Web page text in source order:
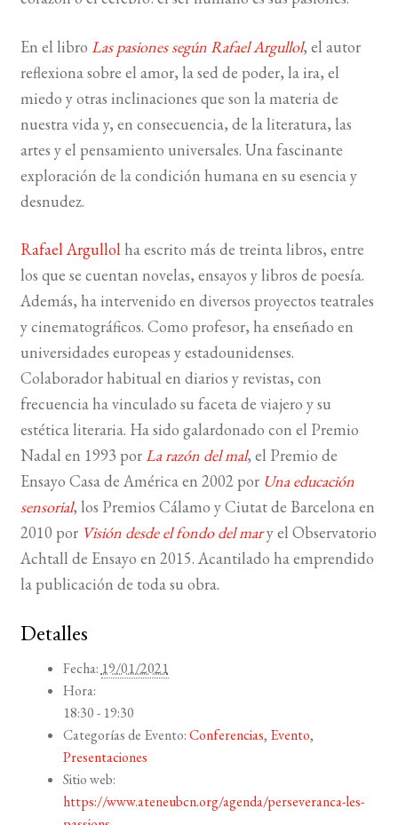
En el libro Las pasiones según Rafael Argullol, el autor
reflexiona sobre el amor, la sed de poder, la ira, el
miedo y otras inclinaciones que son la materia de
nuestra vida y, en consecuencia, de la literatura, las
artes y el pensamiento universales. Una fascinante
exploración de la condición humana en su esencia y
desnudez.
Rafael Argullolha escrito más de treinta libros, entre
los que se cuentan novelas, ensayos y libros de poesía.
Además, ha intervenido en diversos proyectos teatrales
y cinematográficos. Como profesor, ha enseñado en
universidades europeas y estadounidenses.
Colaborador habitual en diarios y revistas, con
frecuencia ha vincu­lado su faceta de viajero y su
estética literaria. Ha sido galardonado con el Premio
Nadal en 1993 porLa razón del mal, el Premio de
Ensayo Casa de América en 2002 por Una educación
sensorial, los Premios Cálamo y Ciutat de Barcelona en
2010 por Visión desde el fondo del mary el Observatorio
Achtall de Ensayo en 2015. Acantilado ha emprendido
la publicación de toda su obra.
Detalles
Fecha: 19/01/2021
Hora:
18:30 - 19:30
Categorías de Evento:Conferencias, Evento,
Presentaciones
Sitio web:
https://www.ateneubcn.org/agenda/perseveranca-les-